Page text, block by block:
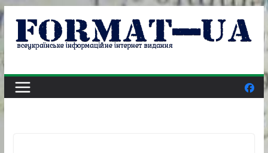
Skip
content